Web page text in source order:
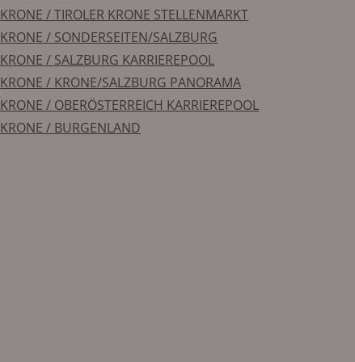
KRONE / TIROLER KRONE STELLENMARKT
KRONE / SONDERSEITEN/SALZBURG
KRONE / SALZBURG KARRIEREPOOL
KRONE / KRONE/SALZBURG PANORAMA
KRONE / OBERÖSTERREICH KARRIEREPOOL
KRONE / BURGENLAND